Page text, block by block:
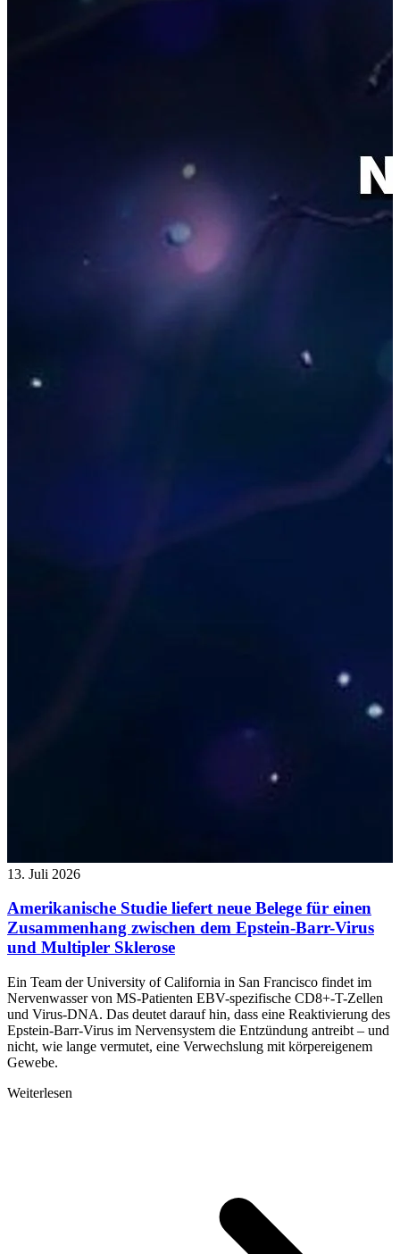
13. Juli 2026
Amerikanische Studie liefert neue Belege für einen
Zusammenhang zwischen dem Epstein-Barr-Virus
und Multipler Sklerose
Ein Team der University of California in San Francisco findet im
Nervenwasser von MS-Patienten EBV-spezifische CD8+-T-Zellen
und Virus-DNA. Das deutet darauf hin, dass eine Reaktivierung des
Epstein-Barr-Virus im Nervensystem die Entzündung antreibt – und
nicht, wie lange vermutet, eine Verwechslung mit körpereigenem
Gewebe.
Weiterlesen